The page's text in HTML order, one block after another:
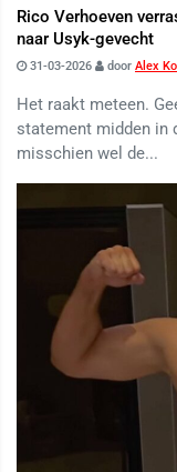
Rico Verhoeven
naar Usyk-gevecht
31-03-2026 door Alex
Het raakt meteen.
statement midden in
misschien wel de...